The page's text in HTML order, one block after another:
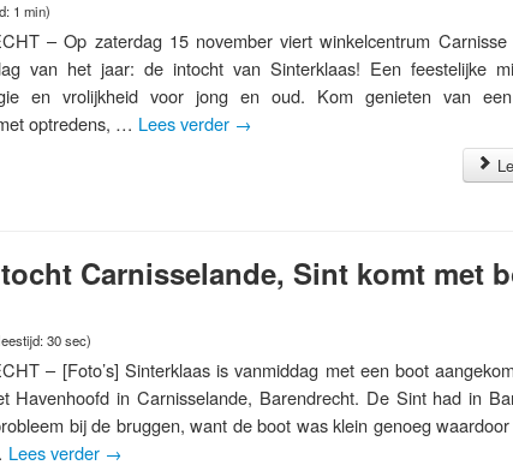
1 min)
– Op zaterdag 15 november viert winkelcentrum
van het jaar: de intocht van Sinterklaas! Een feestelijke
en vrolijkheid voor jong en oud. Kom genieten van
optredens, … Lees verder →
Carnisselande, Sint komt met
30 sec)
– [Foto’s] Sinterklaas is vanmiddag met een boot
Havenhoofd in Carnisselande, Barendrecht. De Sint had in
bij de bruggen, want de boot was klein genoeg
Lees verder →